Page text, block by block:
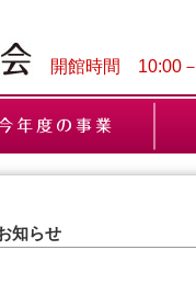
開館時間 10:00
知らせ